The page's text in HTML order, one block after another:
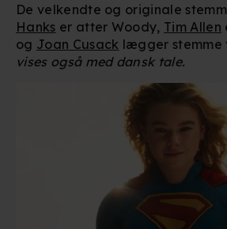
De velkendte og originale
Hanks er atter Woody, Tim Allen
og Joan Cusack lægger stemme
vises også med dansk tale.